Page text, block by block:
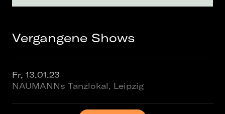
Vergangene Shows
Fr, 13.01.23
NAUMANNs Tanzlokal, Leipzig